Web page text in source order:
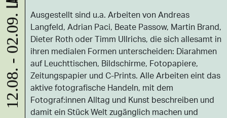
Ausgestellt sind u.a. Arbeiten von Andreas
Langfeld, Adrian Paci, Beate Passow, Martin Brand,
Dieter Roth oder Timm Ullrichs, die sich allesamt in
ihren medialen Formen unterscheiden: Diarahmen
auf Leuchttischen, Bildschirme, Fotopapiere,
Zeitungspapier und C-Prints. Alle Arbeiten eint das
aktive fotografische Handeln, mit dem
Fotograf:innen Alltag und Kunst beschreiben und
damit ein Stück Welt zugänglich machen und
12.08. - 02.09.